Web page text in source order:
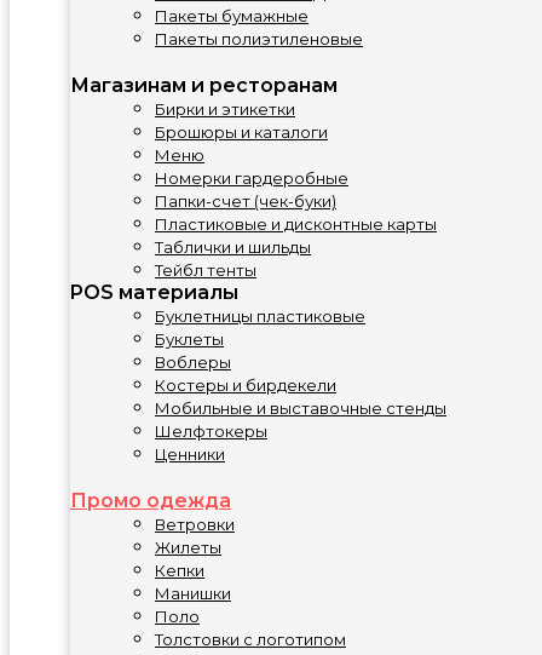
Пакеты бумажные
Пакеты полиэтиленовые
Магазинам и ресторанам
Бирки и этикетки
Брошюры и каталоги
Меню
Номерки гардеробные
Папки-счет (чек-буки)
Пластиковые и дисконтные карты
Таблички и шильды
Тейбл тенты
POS материалы
Буклетницы пластиковые
Буклеты
Воблеры
Костеры и бирдекели
Мобильные и выставочные стенды
Шелфтокеры
Ценники
Промо одежда
Ветровки
Жилеты
Кепки
Манишки
Поло
Толстовки с логотипом